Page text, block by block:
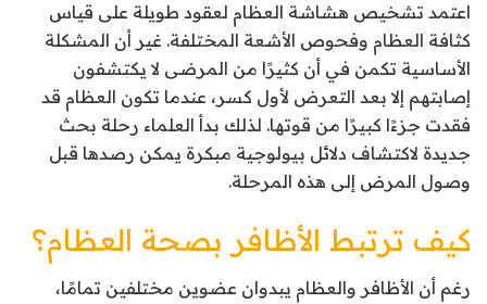
اعتمد تشخيص هشاشة العظام لعقود طويلة على قياس
كثافة العظام وفحوص الأشعة المختلفة. غير أن المشكلة
الأساسية تكمن في أن كثيرًا من المرضى لا يكتشفون
إصابتهم إلا بعد التعرض لأول كسر، عندما تكون العظام قد
فقدت جزءًا كبيرًا من قوتها. لذلك بدأ العلماء رحلة بحث
جديدة لاكتشاف دلائل بيولوجية مبكرة يمكن رصدها قبل
وصول المرض إلى هذه المرحلة.
كيف ترتبط الأظافر بصحة العظام؟
رغم أن الأظافر والعظام يبدوان عضوين مختلفين تمامًا،